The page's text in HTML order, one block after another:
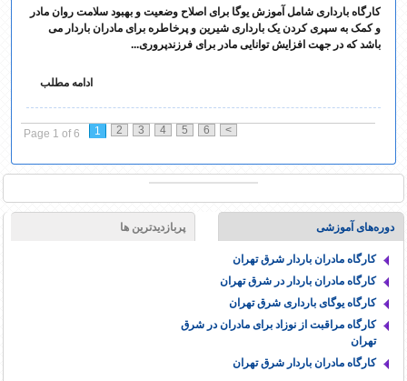
کارگاه بارداری شامل آموزش یوگا برای اصلاح وضعیت و بهبود سلامت روان مادر
و کمک به سپری کردن یک بارداری شیرین و پرخاطره برای مادران باردار می
باشد که در جهت افزایش توانایی مادر برای فرزندپروری...
ادامه مطلب
Page 1 of 6 1 2 3 4 5 6 >
دوره‌های آموزشی پربازدیدترین ها
کارگاه مادران باردار شرق تهران
کارگاه مادران باردار در شرق تهران
کارگاه یوگای بارداری شرق تهران
کارگاه مراقبت از نوزاد برای مادران در شرق
تهران
کارگاه مادران باردار شرق تهران